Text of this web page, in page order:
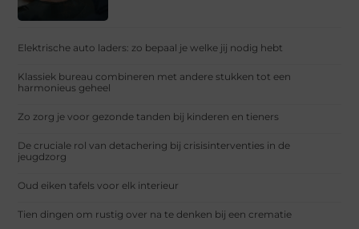
Elektrische auto laders: zo bepaal je welke jij nodig hebt
Klassiek bureau combineren met andere stukken tot een
harmonieus geheel
Zo zorg je voor gezonde tanden bij kinderen en tieners
De cruciale rol van detachering bij crisisinterventies in de
jeugdzorg
Oud eiken tafels voor elk interieur
Tien dingen om rustig over na te denken bij een crematie